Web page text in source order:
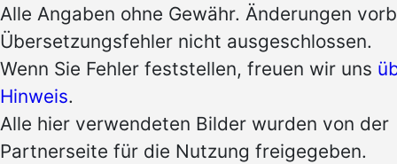
Alle Angaben ohne Gewähr. Änderungen
Übersetzungsfehler nicht ausgeschlossen.
Wenn Sie Fehler feststellen, freuen wir uns
Hinweis.
Alle hier verwendeten Bilder wurden von der
Partnerseite für die Nutzung freigegeben.